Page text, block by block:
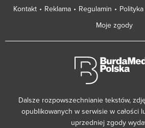
Kontakt Reklama Regulamin
Moje zgody
Dalsze rozpowszechnianie tekstów,
opublikowanych w serwisie w całości
uprzedniej zgody